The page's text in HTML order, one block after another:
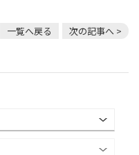
一覧へ戻る 次の記事へ >